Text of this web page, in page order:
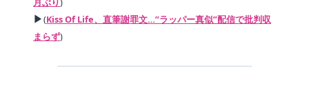
▶(Kiss Of Life、直筆謝罪文…”ラッパー真似”配信で批判収
まらず)